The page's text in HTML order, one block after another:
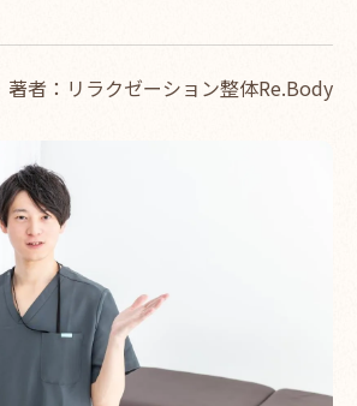
著者：リラクゼーション整体Re.Body